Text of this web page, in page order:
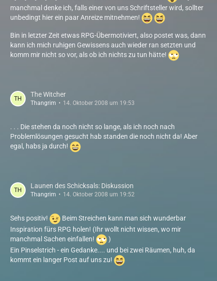
manchmal denke ich, falls einer von uns Schriftsteller wird, sollter
unbedingt hier ein paar Anreize mitnehmen!
Bin in letzter Zeit etwas RPG-Übermotiviert, also postet was, dann
kann ich mich ruhigen Gewissens auch wieder ran setzten und
komm mir nicht so vor, als ob ich nichts zu tun hätte!
The Witcher
Thangrim 14. Oktober 2008 um 19:53
. . . Die stehen da noch nicht so lange, als ich noch nach
Problemlösungen gesucht hab standen die noch nicht da! Aber
egal, habs ja durch!
Launen des Schicksals: Diskussion
Thangrim 14. Oktober 2008 um 19:52
Sehs positiv!
Beim Streichen kann man sich wunderbar
Inspiration fürs RPG holen! (Ihr wollt nicht wissen, wo mir
manchmal Sachen einfallen!
)
Ein Pinselstrich - ein Gedanke.... und bei zwei Räumen, huh, da
kommt ein langer Post auf uns zu!